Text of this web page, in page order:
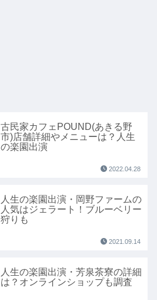
古民家カフェPOUND(あきる野
市)店舗詳細やメニューは？人生
の楽園出演
2022.04.28
人生の楽園出演・岡野ファームの
人気はジェラート！ブルーベリー
狩りも
2021.09.14
人生の楽園出演・芳泉茶寮の詳細
は？オンラインショップも調査